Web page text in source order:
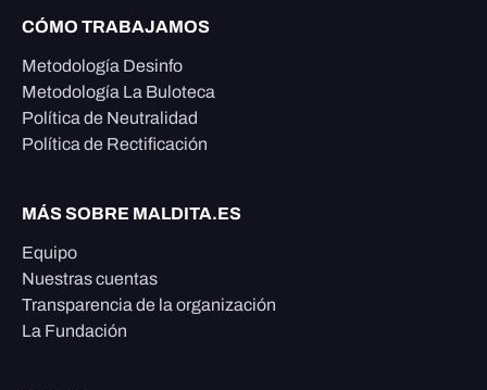
CÓMO TRABAJAMOS
Metodología Desinfo
Metodología La Buloteca
Política de Neutralidad
Política de Rectificación
MÁS SOBRE MALDITA.ES
Equipo
Nuestras cuentas
Transparencia de la organización
La Fundación